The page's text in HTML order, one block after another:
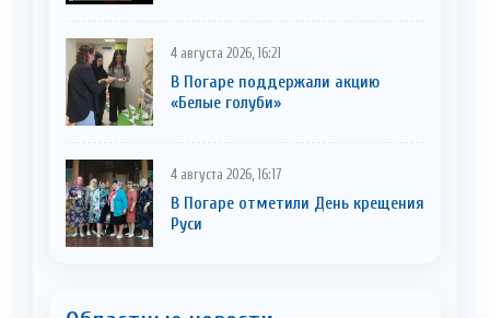
4 августа 2026, 16:21
В Погаре поддержали акцию
«Белые голуби»
4 августа 2026, 16:17
В Погаре отметили День крещения
Руси